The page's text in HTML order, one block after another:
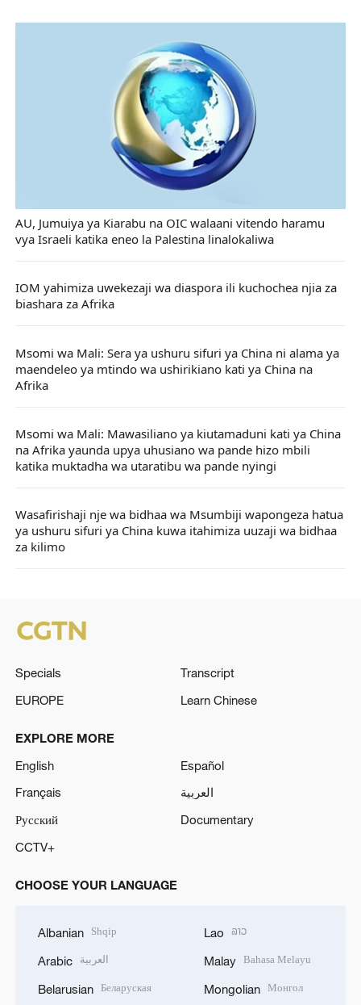
AU, Jumuiya ya Kiarabu na OIC walaani vitendo haramu
vya Israeli katika eneo la Palestina linalokaliwa
IOM yahimiza uwekezaji wa diaspora ili kuchochea njia za
biashara za Afrika
Msomi wa Mali: Sera ya ushuru sifuri ya China ni alama ya
maendeleo ya mtindo wa ushirikiano kati ya China na
Afrika
Msomi wa Mali: Mawasiliano ya kiutamaduni kati ya China
na Afrika yaunda upya uhusiano wa pande hizo mbili
katika muktadha wa utaratibu wa pande nyingi
Wasafirishaji nje wa bidhaa wa Msumbiji wapongeza hatua
ya ushuru sifuri ya China kuwa itahimiza uuzaji wa bidhaa
za kilimo
Specials
Transcript
EUROPE
Learn Chinese
EXPLORE MORE
English
Español
Français
العربية
Русский
Documentary
CCTV+
CHOOSE YOUR LANGUAGE
Albanian Shqip
Arabic العربية
Belarusian Беларуская
Lao ລາວ
Malay Bahasa Melayu
Mongolian Монгол